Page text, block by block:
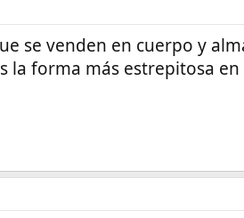
se venden en cuerpo y
la forma más estrepitosa